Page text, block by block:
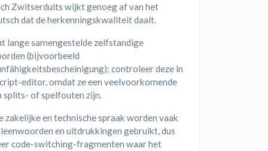
Zwitserduits wijkt genoeg af van het
dat de herkenningskwaliteit daalt.
lange samengestelde zelfstandige
(bijvoorbeeld
controleer deze in
editor, omdat ze een veelvoorkomende
splits- of spelfouten zijn.
zakelijke en technische spraak worden vaak
en uitdrukkingen gebruikt, dus
code-switching-fragmenten waar het